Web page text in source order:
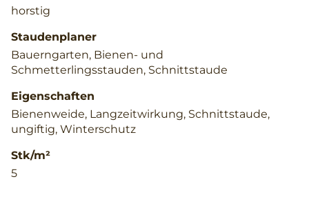
horstig
Staudenplaner
Bauerngarten, Bienen- und
Schmetterlingsstauden, Schnittstaude
Eigenschaften
Bienenweide, Langzeitwirkung, Schnittstaude,
ungiftig, Winterschutz
Stk/m²
5